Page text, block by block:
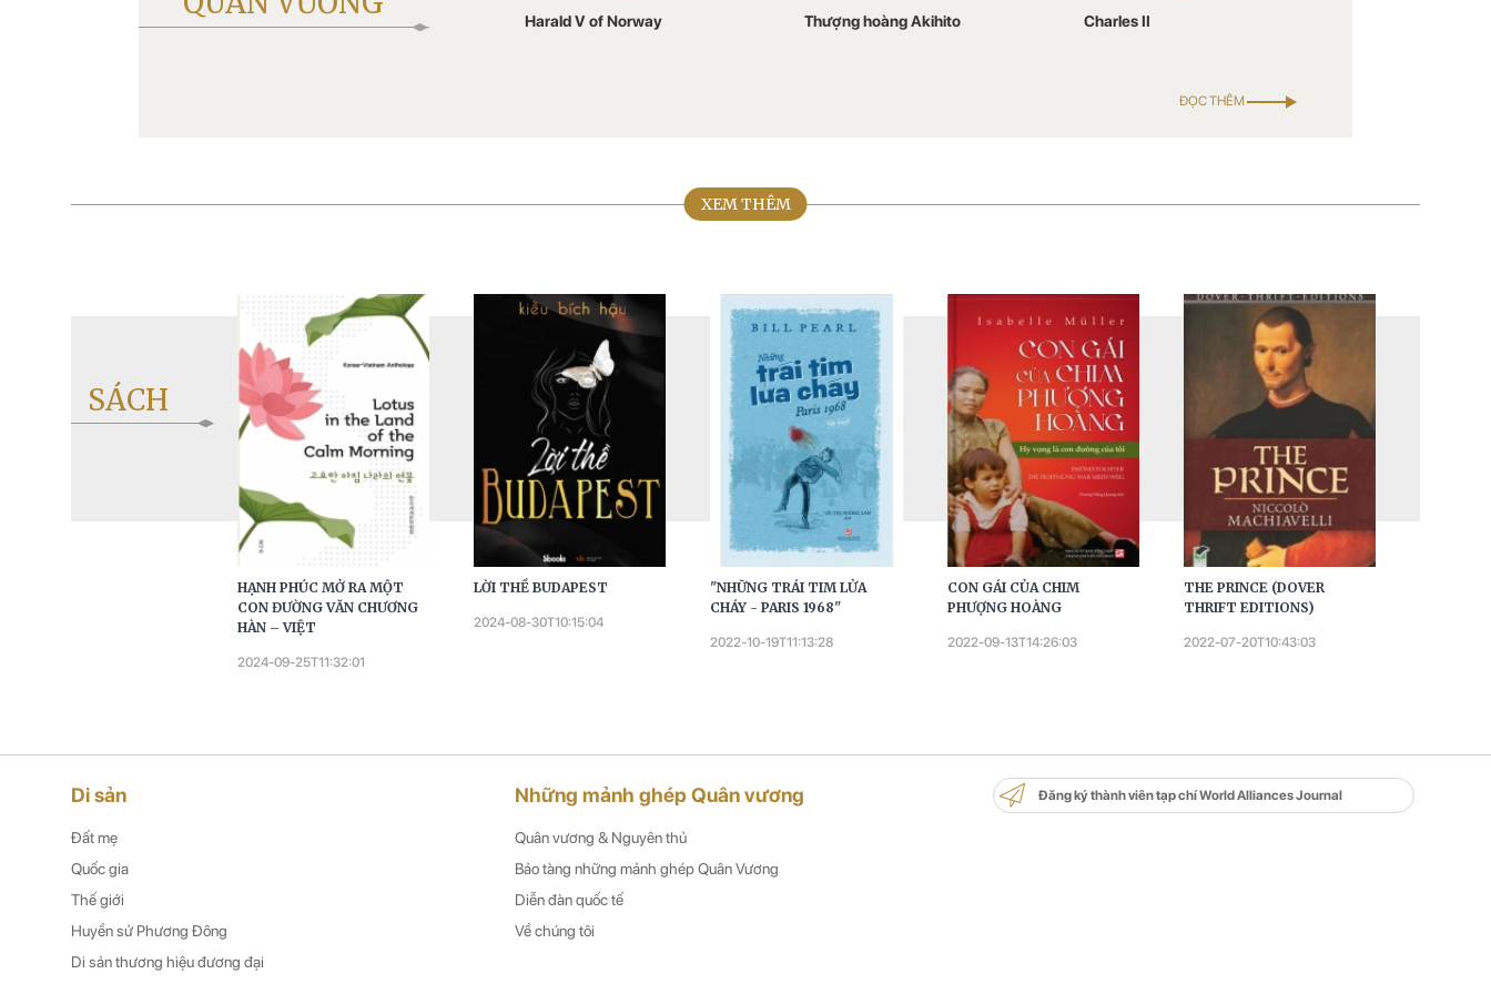
Harald V of Norway Thượng hoàng Akihito Charles II
ĐỌC THÊM
XEM THÊM
SÁCH
HẠNH PHÚC MỞ RA MỘT
CON ĐƯỜNG VĂN CHƯƠNG
HÀN – VIỆT
2024-09-25T11:32:01
LỜI THỀ BUDAPEST
2024-08-30T10:15:04
"NHỮNG TRÁI TIM LỬA
CHÁY - PARIS 1968"
2022-10-19T11:13:28
CON GÁI CỦA CHIM
PHƯỢNG HOÀNG
2022-09-13T14:26:03
THE PRINCE (DOVER
THRIFT EDITIONS)
2022-07-20T10:43:03
Di sản
Đất mẹ
Quốc gia
Thế giới
Huyền sử Phương Đông
Di sản thương hiệu đương đại
Những mảnh ghép Quân vương
Quân vương & Nguyên thủ
Bảo tàng những mảnh ghép Quân Vương
Diễn đàn quốc tế
Về chúng tôi
Đăng ký thành viên tạp chí World Alliances Journal